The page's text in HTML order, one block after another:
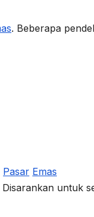
. Beberapa
Pasar Emas
untuk